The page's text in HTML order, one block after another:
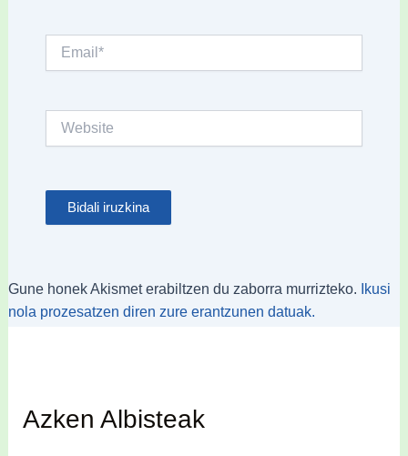
Gune honek Akismet erabiltzen du zaborra murrizteko.
Ikusi
nola prozesatzen diren zure erantzunen datuak.
Azken Albisteak